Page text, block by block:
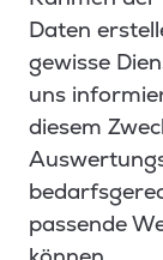
Daten
gewisse
uns
diesem
passende